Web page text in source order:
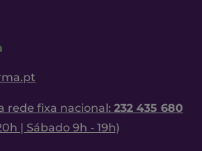
rede fixa nacional: 232 435 680
| Sábado 9h - 19h)